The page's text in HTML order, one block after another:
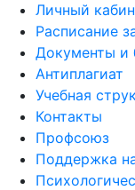
Личный
Расписание
Документы и
Антиплагиат
Учебная
Контакты
Профсоюз
Поддержка